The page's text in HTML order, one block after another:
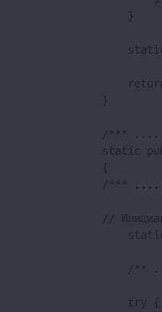
static
//
                try {